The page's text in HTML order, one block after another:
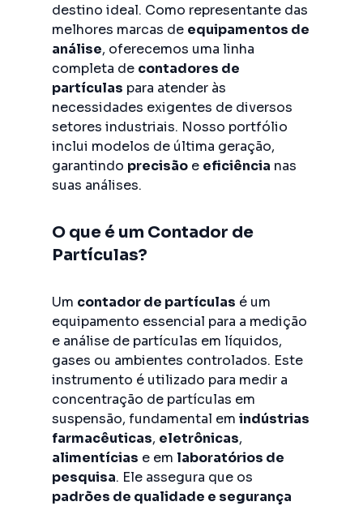
destino ideal. Como representante das
melhores marcas de equipamentos de
análise, oferecemos uma linha
completa de contadores de
partículas para atender às
necessidades exigentes de diversos
setores industriais. Nosso portfólio
inclui modelos de última geração,
garantindo precisão e eficiência nas
suas análises.
O que é um Contador de
Partículas?
Um contador de partículas é um
equipamento essencial para a medição
e análise de partículas em líquidos,
gases ou ambientes controlados. Este
instrumento é utilizado para medir a
concentração de partículas em
suspensão, fundamental em indústrias
farmacêuticas, eletrônicas,
alimentícias e em laboratórios de
pesquisa. Ele assegura que os
padrões de qualidade e segurança